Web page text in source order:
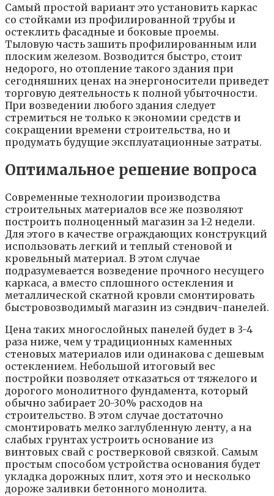
Самый простой вариант это установить каркас
со стойками из профилированной трубы и
остеклить фасадные и боковые проемы.
Тыловую часть зашить профилированным или
плоским железом. Возводится быстро, стоит
недорого, но отопление такого здания при
сегодняшних ценах на энергоносители приведет
торговую деятельность к полной убыточности.
При возведении любого здания следует
стремиться не только к экономии средств и
сокращении времени строительства, но и
продумать будущие эксплуатационные затраты.
Оптимальное решение вопроса
Современные технологии производства
строительных материалов все же позволяют
построить полноценный магазин за 1-2 недели.
Для этого в качестве ограждающих конструкций
использовать легкий и теплый стеновой и
кровельный материал. В этом случае
подразумевается возведение прочного несущего
каркаса, а вместо сплошного остекления и
металлической скатной кровли смонтировать
быстровозводимый магазин из сэндвич-панелей.
Цена таких многослойных панелей будет в 3-4
раза ниже, чем у традиционных каменных
стеновых материалов или одинакова с дешевым
остеклением. Небольшой итоговый вес
постройки позволяет отказаться от тяжелого и
дорогого монолитного фундамента, который
обычно забирает 20-30% расходов на
строительство. В этом случае достаточно
смонтировать мелко заглубленную ленту, а на
слабых грунтах устроить основание из
винтовых свай с ростверковой связкой. Самым
простым способом устройства основания будет
укладка дорожных плит, хотя это и несколько
дороже заливки бетонного монолита.